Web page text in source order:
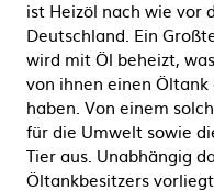
ist Heizöl nach wie vor
Deutschland. Ein
wird mit Öl beheizt,
von ihnen einen
haben. Von einem
für die Umwelt sowie
Tier aus. Unabhängig
Öltankbesitzers